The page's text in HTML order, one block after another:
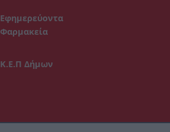
Εφημερεύοντα
Φαρμακεία
Κ.Ε.Π Δήμων